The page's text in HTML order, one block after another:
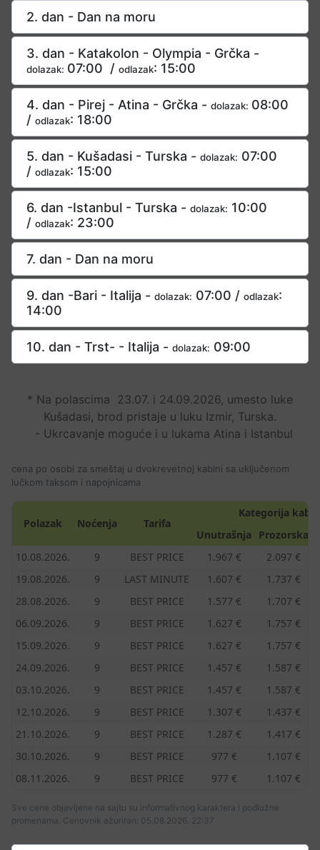
2. dan - Dan na moru
3. dan - Katakolon - Olympia - Grčka -
dolazak: 07:00 / odlazak: 15:00
4. dan - Pirej - Atina - Grčka - dolazak: 08:00
/ odlazak: 18:00
5. dan - Kušadasi - Turska - dolazak: 07:00
/ odlazak: 15:00
6. dan -Istanbul - Turska - dolazak: 10:00
/ odlazak: 23:00
7. dan - Dan na moru
9. dan -Bari - Italija - dolazak: 07:00 / odlazak:
14:00
10. dan - Trst- - Italija - dolazak: 09:00
* Na polascima 23.07. i 24.09.2026, umesto luke
Kušadasi, brod pristaje u luku Izmir, Turska.
- Ukrcavanje moguće i u lukama Atina i Istanbul
cena po osobi za smeštaj u dvokrevetnoj kabini sa uključenom
lučkom taksom i napojnicama
Polazak Noćenja Tarifa
Kategorija
Unutrašnja
Prozorska
10.08.2026.
9 BEST PRICE 1.967 €
2.097 €
19.08.2026.
9 LAST MINUTE 1.607 €
1.737 €
28.08.2026.
9 BEST PRICE 1.577 €
1.707 €
06.09.2026.
9 BEST PRICE 1.627 €
1.757 €
15.09.2026.
9 BEST PRICE 1.627 €
1.757 €
24.09.2026.
9 BEST PRICE 1.457 €
1.587 €
03.10.2026.
9 BEST PRICE 1.457 €
1.587 €
12.10.2026.
9 BEST PRICE 1.307 €
1.437 €
21.10.2026.
9 BEST PRICE 1.287 €
1.417 €
30.10.2026.
9 BEST PRICE 977 €
1.107 €
08.11.2026.
9 BEST PRICE 977 € 1.107 €
Sve cene objavljene na sajtu su informativnog karaktera i podložne
promenama. Cenovnik ažuriran: 05.08.2026. 22:37